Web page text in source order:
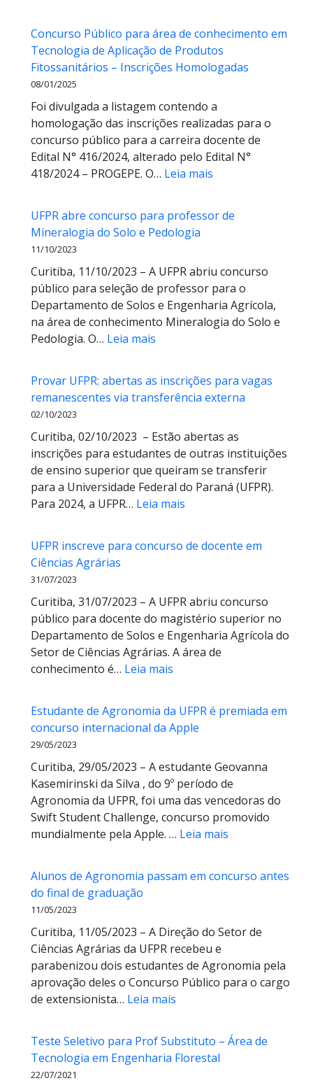
Medicina
Veterinária
do
inscreve
para
bolsas
de
estudos
Concurso Público para área de conhecimento em
Tecnologia de Aplicação de Produtos
Fitossanitários – Inscrições Homologadas
08/01/2025
Foi divulgada a listagem contendo a
homologação das inscrições realizadas para o
concurso público para a carreira docente de
Edital N° 416/2024, alterado pelo Edital N°
418/2024 – PROGEPE. O… Leia mais
para
conhecimento
em
Tecnologia
de
Fitossanitários
Homologadas
UFPR abre concurso para professor de
Mineralogia do Solo e Pedologia
11/10/2023
Curitiba, 11/10/2023 – A UFPR abriu concurso
público para seleção de professor para o
Departamento de Solos e Engenharia Agrícola,
na área de conhecimento Mineralogia do Solo e
Pedologia. O… Leia mais
concurso
para
de
Mineralogia
do
Solo
e
Provar UFPR: abertas as inscrições para vagas
remanescentes via transferência externa
02/10/2023
Curitiba, 02/10/2023 – Estão abertas as
inscrições para estudantes de outras instituições
de ensino superior que queiram se transferir
para a Universidade Federal do Paraná (UFPR).
Para 2024, a UFPR… Leia mais
abertas
para
vagas
remanescentes
via
UFPR inscreve para concurso de docente em
Ciências Agrárias
31/07/2023
Curitiba, 31/07/2023 – A UFPR abriu concurso
público para docente do magistério superior no
Departamento de Solos e Engenharia Agrícola do
Setor de Ciências Agrárias. A área de
conhecimento é… Leia mais
para
concurso
docente
em
Ciências
Agrárias
Estudante de Agronomia da UFPR é premiada em
concurso internacional da Apple
29/05/2023
Curitiba, 29/05/2023 – A estudante Geovanna
Kasemirinski da Silva , do 9º período de
Agronomia da UFPR, foi uma das vencedoras do
Swift Student Challenge, concurso promovido
mundialmente pela Apple. … Leia mais
Agronomia
é
em
concurso
Apple
Alunos de Agronomia passam em concurso antes
do final de graduação
11/05/2023
Curitiba, 11/05/2023 – A Direção do Setor de
Ciências Agrárias da UFPR recebeu e
parabenizou dois estudantes de Agronomia pela
aprovação deles o Concurso Público para o cargo
de extensionista… Leia mais
Agronomia
passam
Teste Seletivo para Prof Substituto – Área de
Tecnologia em Engenharia Florestal
22/07/2021